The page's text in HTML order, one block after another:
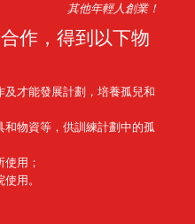
其他年輕人創業！
作，得到以下物
才能發展計劃，培養孤兒和
物資等，供訓練計劃中的孤
用；
用。